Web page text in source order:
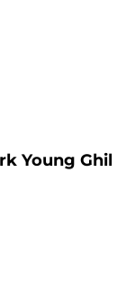
Young Ghil